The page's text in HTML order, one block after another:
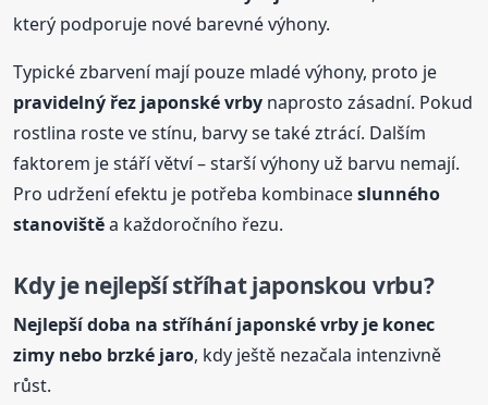
který podporuje nové barevné výhony.
Typické zbarvení mají pouze mladé výhony, proto je
pravidelný řez japonské vrby naprosto zásadní. Pokud
rostlina roste ve stínu, barvy se také ztrácí. Dalším
faktorem je stáří větví – starší výhony už barvu nemají.
Pro udržení efektu je potřeba kombinaceslunného
stanovištěa každoročního řezu.
Kdy je nejlepší stříhat japonskou vrbu?
Nejlepší doba na stříhání japonské vrby je konec
zimy nebo brzké jaro, kdy ještě nezačala intenzivně
růst.